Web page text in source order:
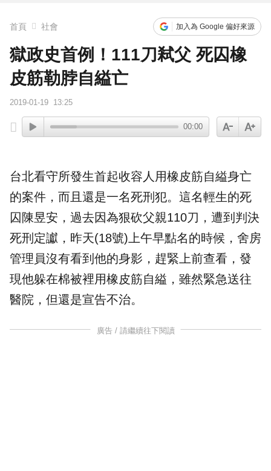
首頁 社會 加入為 Google 偏好來源
獄政史首例！111刀弒父 死囚橡
皮筋勒脖自縊亡
2019-01-19 13:25
00:00
台北看守所發生首起收容人用橡皮筋自縊身亡
的案件，而且還是一名死刑犯。這名輕生的死
囚 陳昱安 ，過去因為狠砍父親110刀，遭到判決
死刑定讞，昨天(18號)上午早點名的時候，舍房
管理員沒有看到他的身影，趕緊上前查看，發
現他躲在棉被裡用橡皮筋自縊，雖然緊急送往
醫院，但還是宣告不治。
廣告 / 請繼續往下閱讀